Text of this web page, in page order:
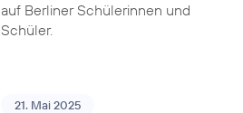
auf Berliner Schülerinnen und
Schüler.
21. Mai 2025